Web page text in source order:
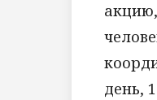
день,